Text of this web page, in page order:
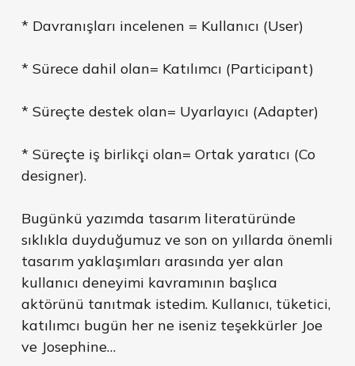
* Davranışları incelenen = Kullanıcı (User)
* Sürece dahil olan= Katılımcı (Participant)
* Süreçte destek olan= Uyarlayıcı (Adapter)
* Süreçte iş birlikçi olan= Ortak yaratıcı (Co
designer).
Bugünkü yazımda tasarım literatüründe
sıklıkla duyduğumuz ve son on yıllarda önemli
tasarım yaklaşımları arasında yer alan
kullanıcı deneyimi kavramının başlıca
aktörünü tanıtmak istedim. Kullanıcı, tüketici,
katılımcı bugün her ne iseniz teşekkürler Joe
ve Josephine…